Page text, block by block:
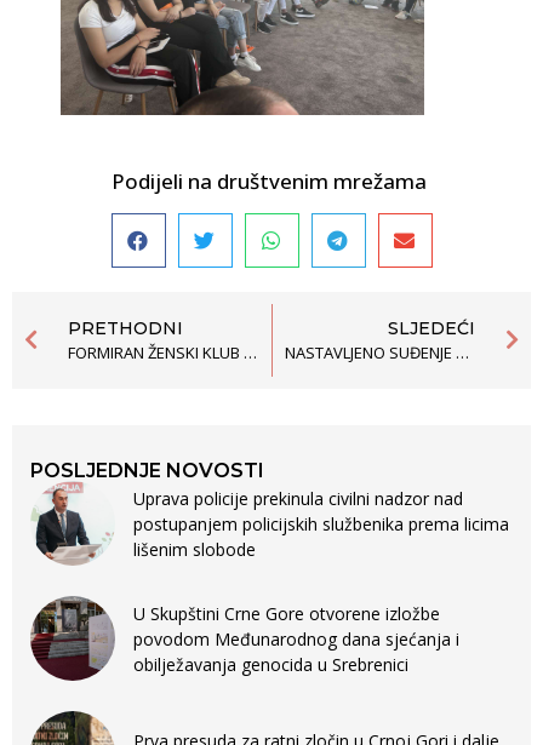
Podijeli na društvenim mrežama
PRETHODNI
FORMIRAN ŽENSKI KLUB U SKUPŠTINI OPŠTINE ULCINJ
SLJEDEĆI
NASTAVLJENO SUĐENJE PETORICI POLICIJSKIH INSPEKTORA OPTUŽENIH ZA IZNUĐIVANJE ISKAZA OD MARKA BOLJEVIĆA
POSLJEDNJE NOVOSTI
Uprava policije prekinula civilni nadzor nad
postupanjem policijskih službenika prema licima
lišenim slobode
U Skupštini Crne Gore otvorene izložbe
povodom Međunarodnog dana sjećanja i
obilježavanja genocida u Srebrenici